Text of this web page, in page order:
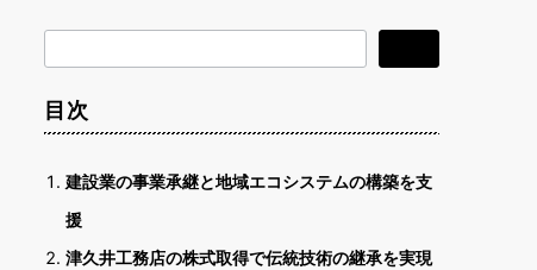
索
目次
建設業の事業承継と地域エコシステムの構築を支
援
津久井工務店の株式取得で伝統技術の継承を実現